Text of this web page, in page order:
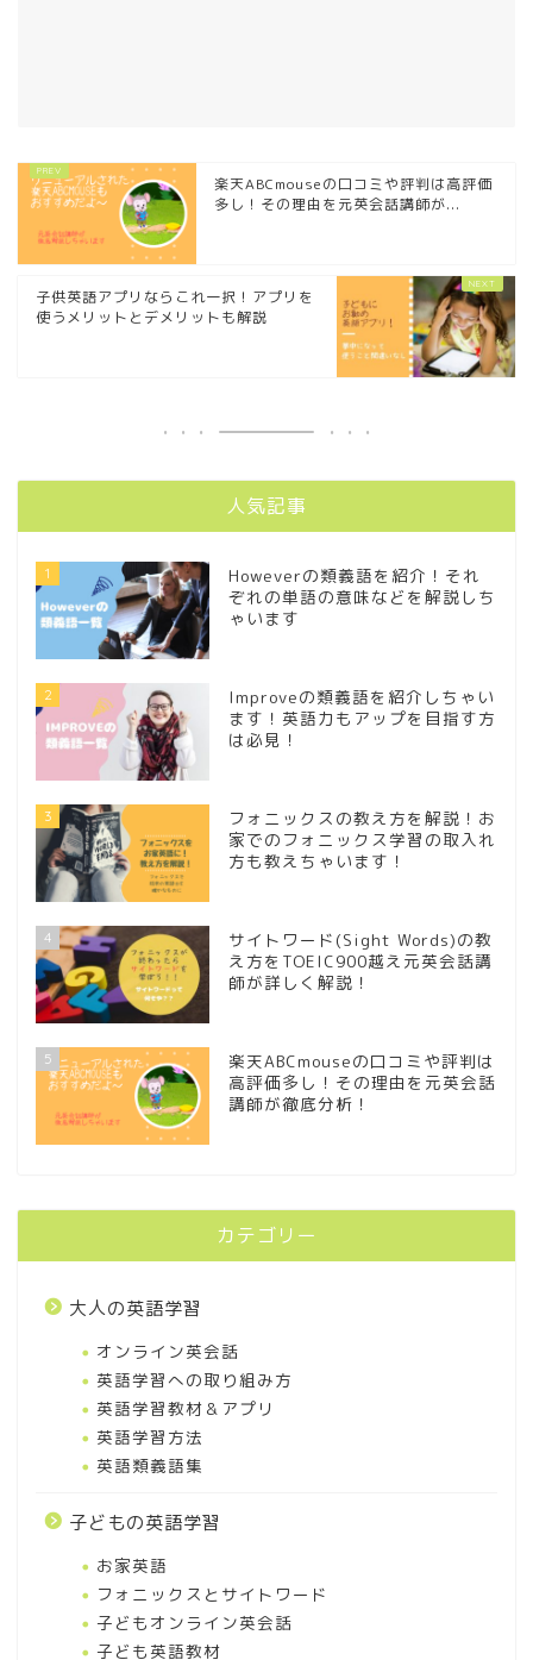
楽天ABCmouseの口コミや評判は高評価
多し！その理由を元英会話講師が...
子供英語アプリならこれ一択！アプリを
使うメリットとデメリットも解説
人気記事
1
Howeverの類義語を紹介！それ
ぞれの単語の意味などを解説しち
ゃいます
2
Improveの類義語を紹介しちゃい
ます！英語力もアップを目指す方
は必見！
3
フォニックスの教え方を解説！お
家でのフォニックス学習の取入れ
方も教えちゃいます！
4
サイトワード(Sight Words)の教
え方をTOEIC900越え元英会話講
師が詳しく解説！
5
楽天ABCmouseの口コミや評判は
高評価多し！その理由を元英会話
講師が徹底分析！
カテゴリー
大人の英語学習
オンライン英会話
英語学習への取り組み方
英語学習教材＆アプリ
英語学習方法
英語類義語集
子どもの英語学習
お家英語
フォニックスとサイトワード
子どもオンライン英会話
子ども英語教材